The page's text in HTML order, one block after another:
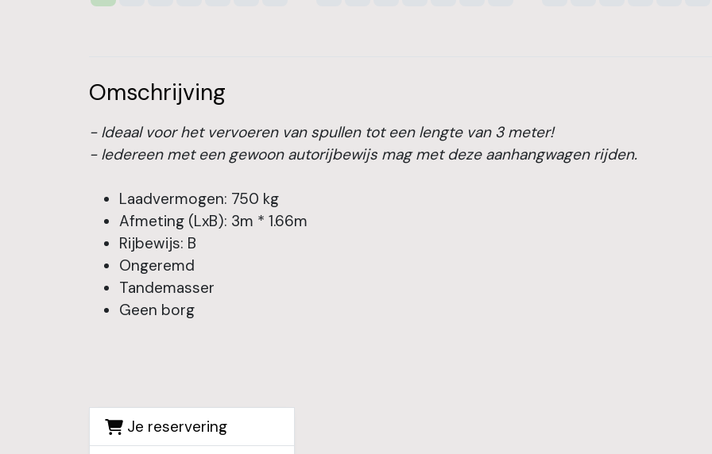
Je reservering
Omschrijving
- Ideaal voor het vervoeren van spullen tot een lengte van 3 meter!
- Iedereen met een gewoon autorijbewijs mag met deze aanhangwagen rijden.
Laadvermogen: 750 kg
Afmeting (LxB): 3m * 1.66m
Rijbewijs: B
Ongeremd
Tandemasser
Geen borg